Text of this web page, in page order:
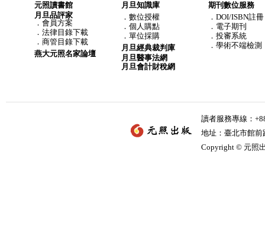
元照讀書館
月旦品評家
． 會員方案
． 法律目錄下載
． 商管目錄下載
燕大元照名家論壇
月旦知識庫
． 數位授權
． 個人購點
． 單位採購
月旦經典裁判庫
月旦醫事法網
月旦會計財稅網
期刊數位服務
．DOI/ISBN註冊
．電子期刊
．投審系統
．學術不端檢測
讀者服務專線：
地址：臺北市館
Copyright © 元照